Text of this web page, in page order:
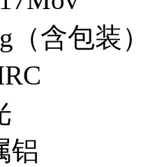
（含包装
铝